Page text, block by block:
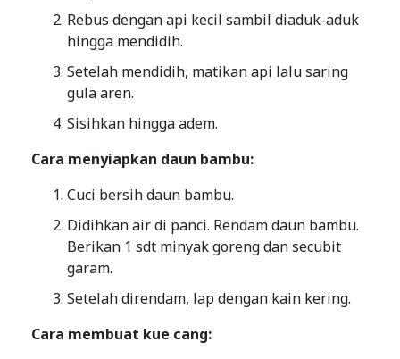
Rebus dengan api kecil sambil diaduk-aduk
hingga mendidih.
Setelah mendidih, matikan api lalu saring
gula aren.
Sisihkan hingga adem.
Cara menyiapkan daun bambu:
Cuci bersih daun bambu.
Didihkan air di panci. Rendam daun bambu.
Berikan 1 sdt minyak goreng dan secubit
garam.
Setelah direndam, lap dengan kain kering.
Cara membuat kue cang: